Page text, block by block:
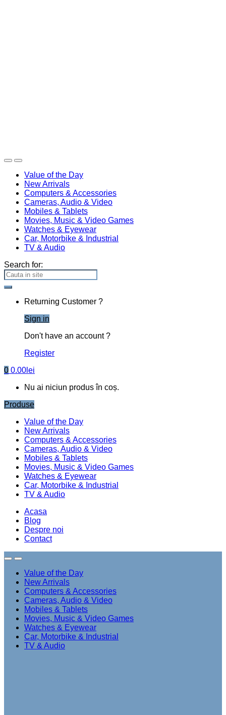
Value of the Day
New Arrivals
Computers & Accessories
Cameras, Audio & Video
Mobiles & Tablets
Movies, Music & Video Games
Watches & Eyewear
Car, Motorbike & Industrial
TV & Audio
Search for:
Returning Customer ?
Sign in
Don't have an account ?
Register
0 0.00 lei
Nu ai niciun produs în coș.
Produse
Value of the Day
New Arrivals
Computers & Accessories
Cameras, Audio & Video
Mobiles & Tablets
Movies, Music & Video Games
Watches & Eyewear
Car, Motorbike & Industrial
TV & Audio
Acasa
Blog
Despre noi
Contact
Value of the Day
New Arrivals
Computers & Accessories
Cameras, Audio & Video
Mobiles & Tablets
Movies, Music & Video Games
Watches & Eyewear
Car, Motorbike & Industrial
TV & Audio